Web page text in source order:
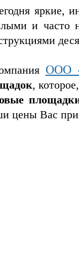
яркие,
и часто
ООО
,
цены Вас